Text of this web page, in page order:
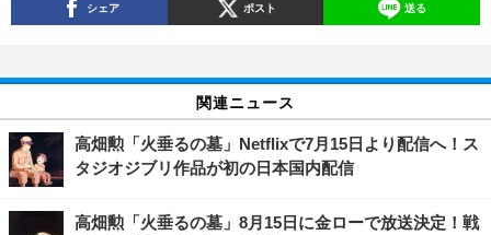
シェア ポスト 送る
関連ニュース
高畑勲「火垂るの墓」Netflixで7月15日より配信へ！ス
タジオジブリ作品が初の日本国内配信
高畑勲「火垂るの墓」8月15日に金ローで放送決定！戦